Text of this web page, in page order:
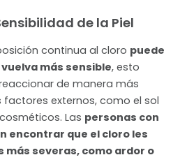
de la Piel
continua al cloro puede
más sensible, esto
de manera más
externos, como el sol
Las personas con
encontrar que el cloro les
más severas, como ardor o